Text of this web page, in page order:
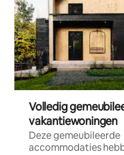
Volledig
vakantiewoningen
Deze gemeubileerde
accommodaties